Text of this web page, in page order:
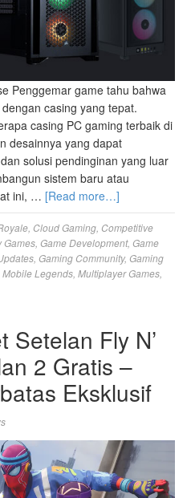
Penggemar game tahu bahwa
casing yang tepat.
casing PC gaming terbaik di
desainnya yang dapat
solusi pendinginan yang luar
sistem baru atau
ini, … [Read more…]
Cloud Gaming Competitive
Games Game Development, Game
Gaming Community, Gaming
Mobile Legends Multiplayer Games
Setelan Fly N’
2 Gratis –
Eksklusif